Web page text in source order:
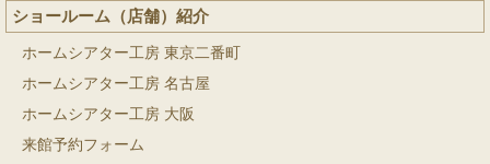
ショールーム（店舗）紹介
ホームシアター工房 東京二番町
ホームシアター工房 名古屋
ホームシアター工房 大阪
来館予約フォーム